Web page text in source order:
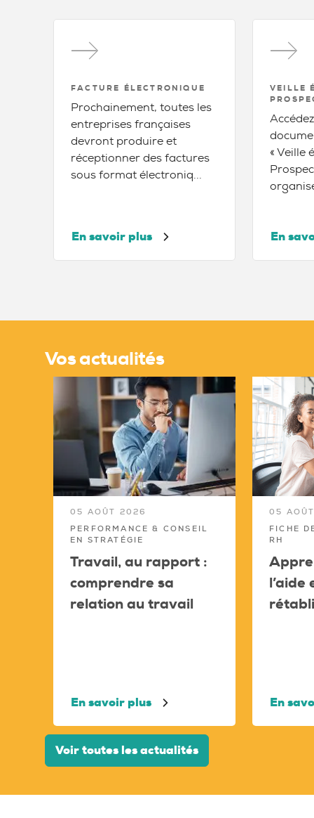
FACTURE ÉLECTRONIQUE
Prochainement, toutes les
entreprises françaises
devront produire et
réceptionner des factures
sous format électroniq...
En savoir plus
VEILLE
« Veille
En
Vos actualités
05 AOÛT 2026
PERFORMANCE & CONSEIL
EN STRATÉGIE
Travail, au rapport :
comprendre sa
relation au travail
En savoir plus
05
FICHE
RH
l’aide
En
Voir toutes les actualités